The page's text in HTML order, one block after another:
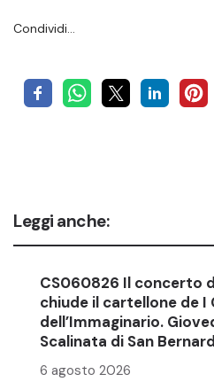
Condividi…
Leggi anche:
CS060826 Il concerto
chiude il cartellone de I
dell’Immaginario.
Scalinata di San
6 agosto 2026